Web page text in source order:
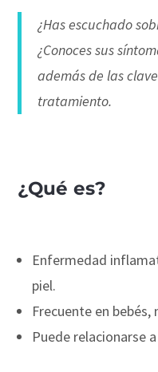
¿Has escuchado
¿Conoces sus
además de las
tratamiento.
¿Qué es?
Enfermedad
piel.
Frecuente en bebés,
Puede relacionarse